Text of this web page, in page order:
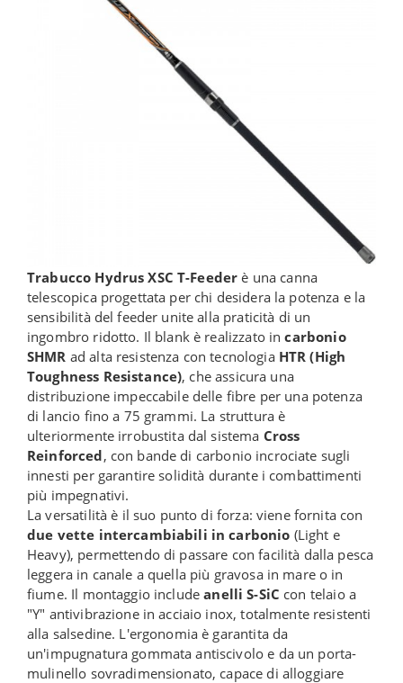
Trabucco Hydrus XSC T-Feeder è una canna
telescopica progettata per chi desidera la potenza e la
sensibilità del feeder unite alla praticità di un
ingombro ridotto. Il blank è realizzato incarbonio
SHMR ad alta resistenza con tecnologia HTR (High
Toughness Resistance), che assicura una
distribuzione impeccabile delle fibre per una potenza
di lancio fino a 75 grammi. La struttura è
ulteriormente irrobustita dal sistema Cross
Reinforced, con bande di carbonio incrociate sugli
innesti per garantire solidità durante i combattimenti
più impegnativi.
La versatilità è il suo punto di forza: viene fornita con
due vette intercambiabili in carbonio (Light e
Heavy), permettendo di passare con facilità dalla pesca
leggera in canale a quella più gravosa in mare o in
fiume. Il montaggio includeanelli S-SiC con telaio a
"Y" antivibrazione in acciaio inox, totalmente resistenti
alla salsedine. L'ergonomia è garantita da
un'impugnatura gommata antiscivolo e da un porta-
mulinello sovradimensionato, capace di alloggiare